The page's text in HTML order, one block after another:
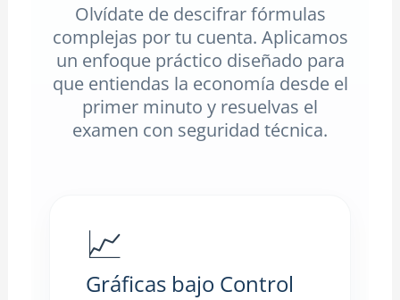
Olvídate de descifrar fórmulas
complejas por tu cuenta. Aplicamos
un enfoque práctico diseñado para
que entiendas la economía desde el
primer minuto y resuelvas el
examen con seguridad técnica.
📈
Gráficas bajo Control